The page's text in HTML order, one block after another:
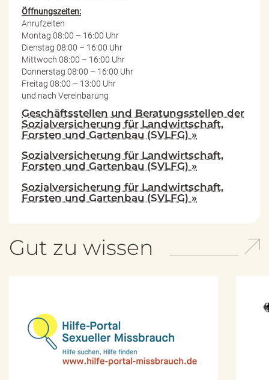
Öffnungszeiten:
Anrufzeiten
Montag 08:00 – 16:00 Uhr
Dienstag 08:00 – 16:00 Uhr
Mittwoch 08:00 – 16:00 Uhr
Donnerstag 08:00 – 16:00 Uhr
Freitag 08:00 – 13:00 Uhr
und nach Vereinbarung
Geschäftsstellen und Beratungsstellen der
Sozialversicherung für Landwirtschaft,
Forsten und Gartenbau (SVLFG) »
Sozialversicherung für Landwirtschaft,
Forsten und Gartenbau (SVLFG) »
Sozialversicherung für Landwirtschaft,
Forsten und Gartenbau (SVLFG) »
Gut zu wissen